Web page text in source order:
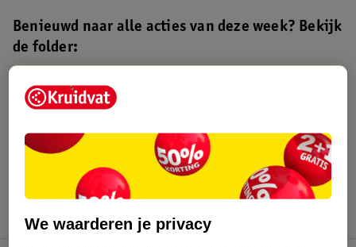
Benieuwd naar alle acties van deze week? Bekijk
de folder:
Kruidvat folder
augustus 2026.
We waarderen je privacy